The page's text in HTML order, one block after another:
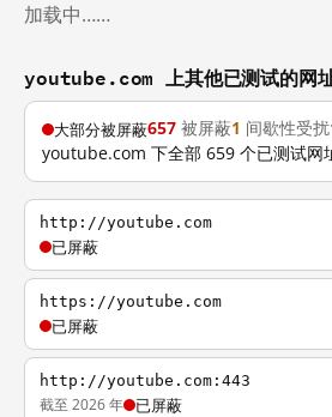
加载中……
youtube.com 上其他已测试的网
大部分被屏蔽657 被屏蔽1 间歇性受扰
youtube.com 下全部 659 个已测试网
http://youtube.com
已屏蔽
https://youtube.com
已屏蔽
http://youtube.com:443
截至 2026 年 已屏蔽